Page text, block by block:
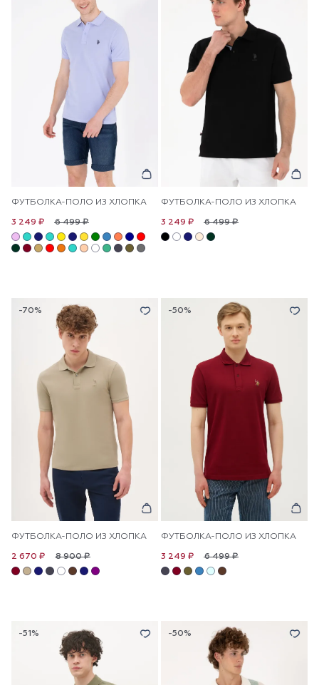
ФУТБОЛКА-ПОЛО ИЗ ХЛОПКА
6 499 ₽
3 249 ₽
ФУТБОЛКА-ПОЛО ИЗ ХЛОПКА
6 499 ₽
3 249 ₽
-70%
ФУТБОЛКА-ПОЛО ИЗ ХЛОПКА
8 900 ₽
2 670 ₽
-50%
ФУТБОЛКА-ПОЛО ИЗ ХЛОПКА
6 499 ₽
3 249 ₽
-51% -50%